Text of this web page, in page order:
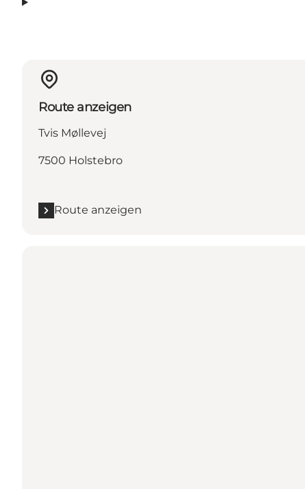
Route anzeigen
Tvis Møllevej
7500 Holstebro
Route anzeigen